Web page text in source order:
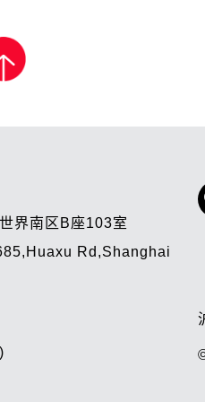
界南区B座103室
Rd,Shanghai